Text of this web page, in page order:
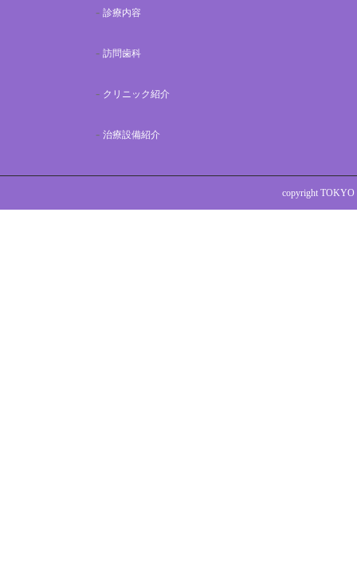
診療内容
訪問歯科
クリニック紹介
治療設備紹介
copyright TOKYO